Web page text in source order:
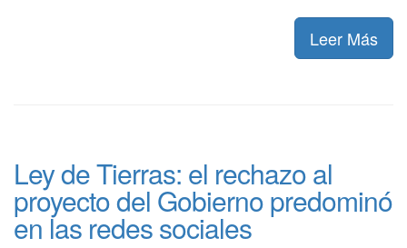
Leer Más
Ley de Tierras: el rechazo al
proyecto del Gobierno predominó
en las redes sociales